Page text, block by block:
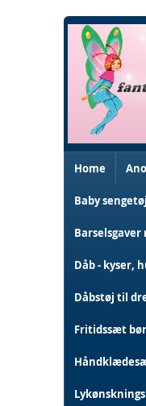
Skip
Content
Home
Baby
Barselsgaver
Dåb - kyser,
Dåbstøj til
Fritidssæt